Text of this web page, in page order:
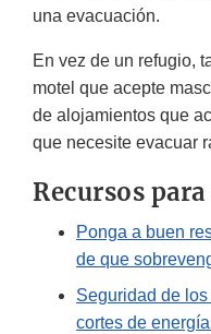
una evacuación.
En vez de un refugio,
motel que acepte
de alojamientos que
que necesite evacuar
Recursos
Ponga a buen
de que
Seguridad de
cortes de